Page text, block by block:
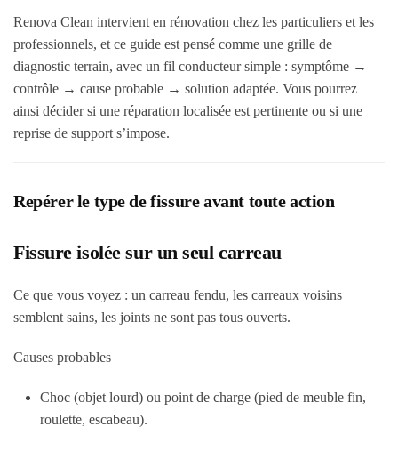
Renova Clean intervient en rénovation chez les particuliers et les
professionnels, et ce guide est pensé comme une grille de
diagnostic terrain, avec un fil conducteur simple : symptôme →
contrôle → cause probable → solution adaptée. Vous pourrez
ainsi décider si une réparation localisée est pertinente ou si une
reprise de support s’impose.
Repérer le type de fissure avant toute action
Fissure isolée sur un seul carreau
Ce que vous voyez : un carreau fendu, les carreaux voisins
semblent sains, les joints ne sont pas tous ouverts.
Causes probables
Choc (objet lourd) ou point de charge (pied de meuble fin,
roulette, escabeau).